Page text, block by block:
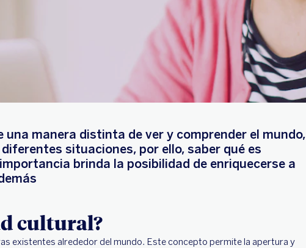
una manera distinta de ver y comprender el mundo,
situaciones, por ello, saber qué es
brinda la posibilidad de enriquecerse a
cultural?
existentes alrededor del mundo. Este concepto permite la apertura y